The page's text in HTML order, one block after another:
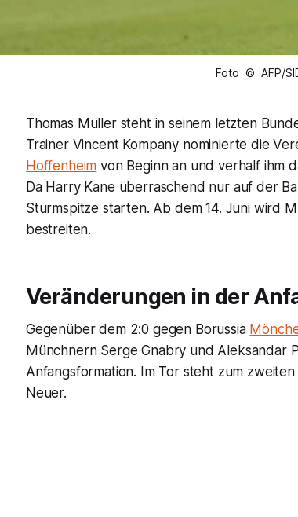
Foto © AFP/
Thomas Müller steht in seinem letzten
Trainer Vincent Kompany nominierte die
Hoffenheim von Beginn an und verhalf ihm
Da Harry Kane überraschend nur auf der
Sturmspitze starten. Ab dem 14. Juni wird
bestreiten.
Veränderungen in der
Gegenüber dem 2:0 gegen Borussia
Münchnern Serge Gnabry und Aleksandar
Anfangsformation. Im Tor steht zum
Neuer.